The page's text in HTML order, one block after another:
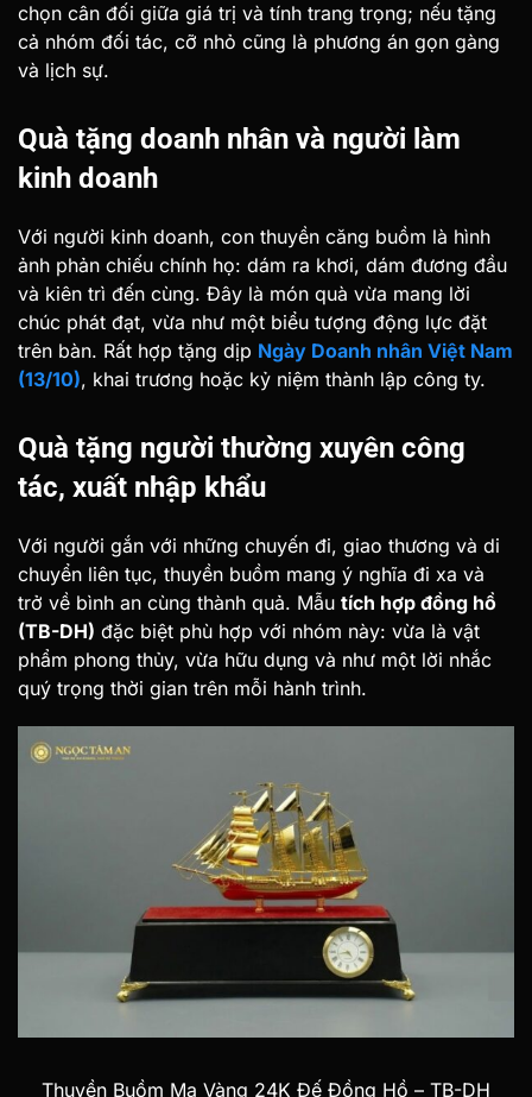
chọn cân đối giữa giá trị và tính trang trọng; nếu tặng
cả nhóm đối tác, cỡ nhỏ cũng là phương án gọn gàng
và lịch sự.
Quà tặng doanh nhân và người làm
kinh doanh
Với người kinh doanh, con thuyền căng buồm là hình
ảnh phản chiếu chính họ: dám ra khơi, dám đương đầu
và kiên trì đến cùng. Đây là món quà vừa mang lời
chúc phát đạt, vừa như một biểu tượng động lực đặt
trên bàn. Rất hợp tặng dịp Ngày Doanh nhân Việt Nam
(13/10), khai trương hoặc kỷ niệm thành lập công ty.
Quà tặng người thường xuyên công
tác, xuất nhập khẩu
Với người gắn với những chuyến đi, giao thương và di
chuyển liên tục, thuyền buồm mang ý nghĩa đi xa và
trở về bình an cùng thành quả. Mẫu tích hợp đồng hồ
(TB-DH) đặc biệt phù hợp với nhóm này: vừa là vật
phẩm phong thủy, vừa hữu dụng và như một lời nhắc
quý trọng thời gian trên mỗi hành trình.
Thuyền Buồm Mạ Vàng 24K Đế Đồng Hồ – TB-DH